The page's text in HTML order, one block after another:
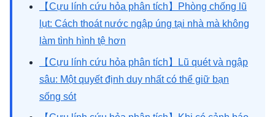
【Cựu lính cứu hỏa phân tích】Phòng chống lũ
lụt: Cách thoát nước ngập úng tại nhà mà không
làm tình hình tệ hơn
【Cựu lính cứu hỏa phân tích】Lũ quét và ngập
sâu: Một quyết định duy nhất có thể giữ bạn
sống sót